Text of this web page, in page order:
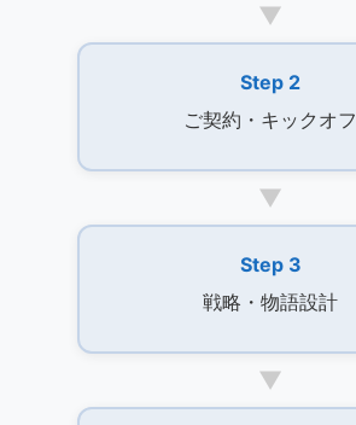
▼
Step 2
ご契約・キックオフ
▼
Step 3
戦略・物語設計
▼